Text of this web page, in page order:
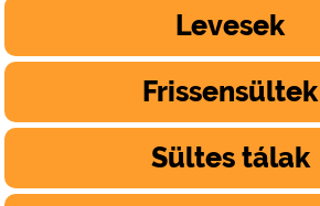
Levesek
Frissensültek
Sültes tálak